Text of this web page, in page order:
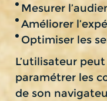
Mesurer
Améliorer
Optimiser les
L’utilisateur
paramétrer les
de son